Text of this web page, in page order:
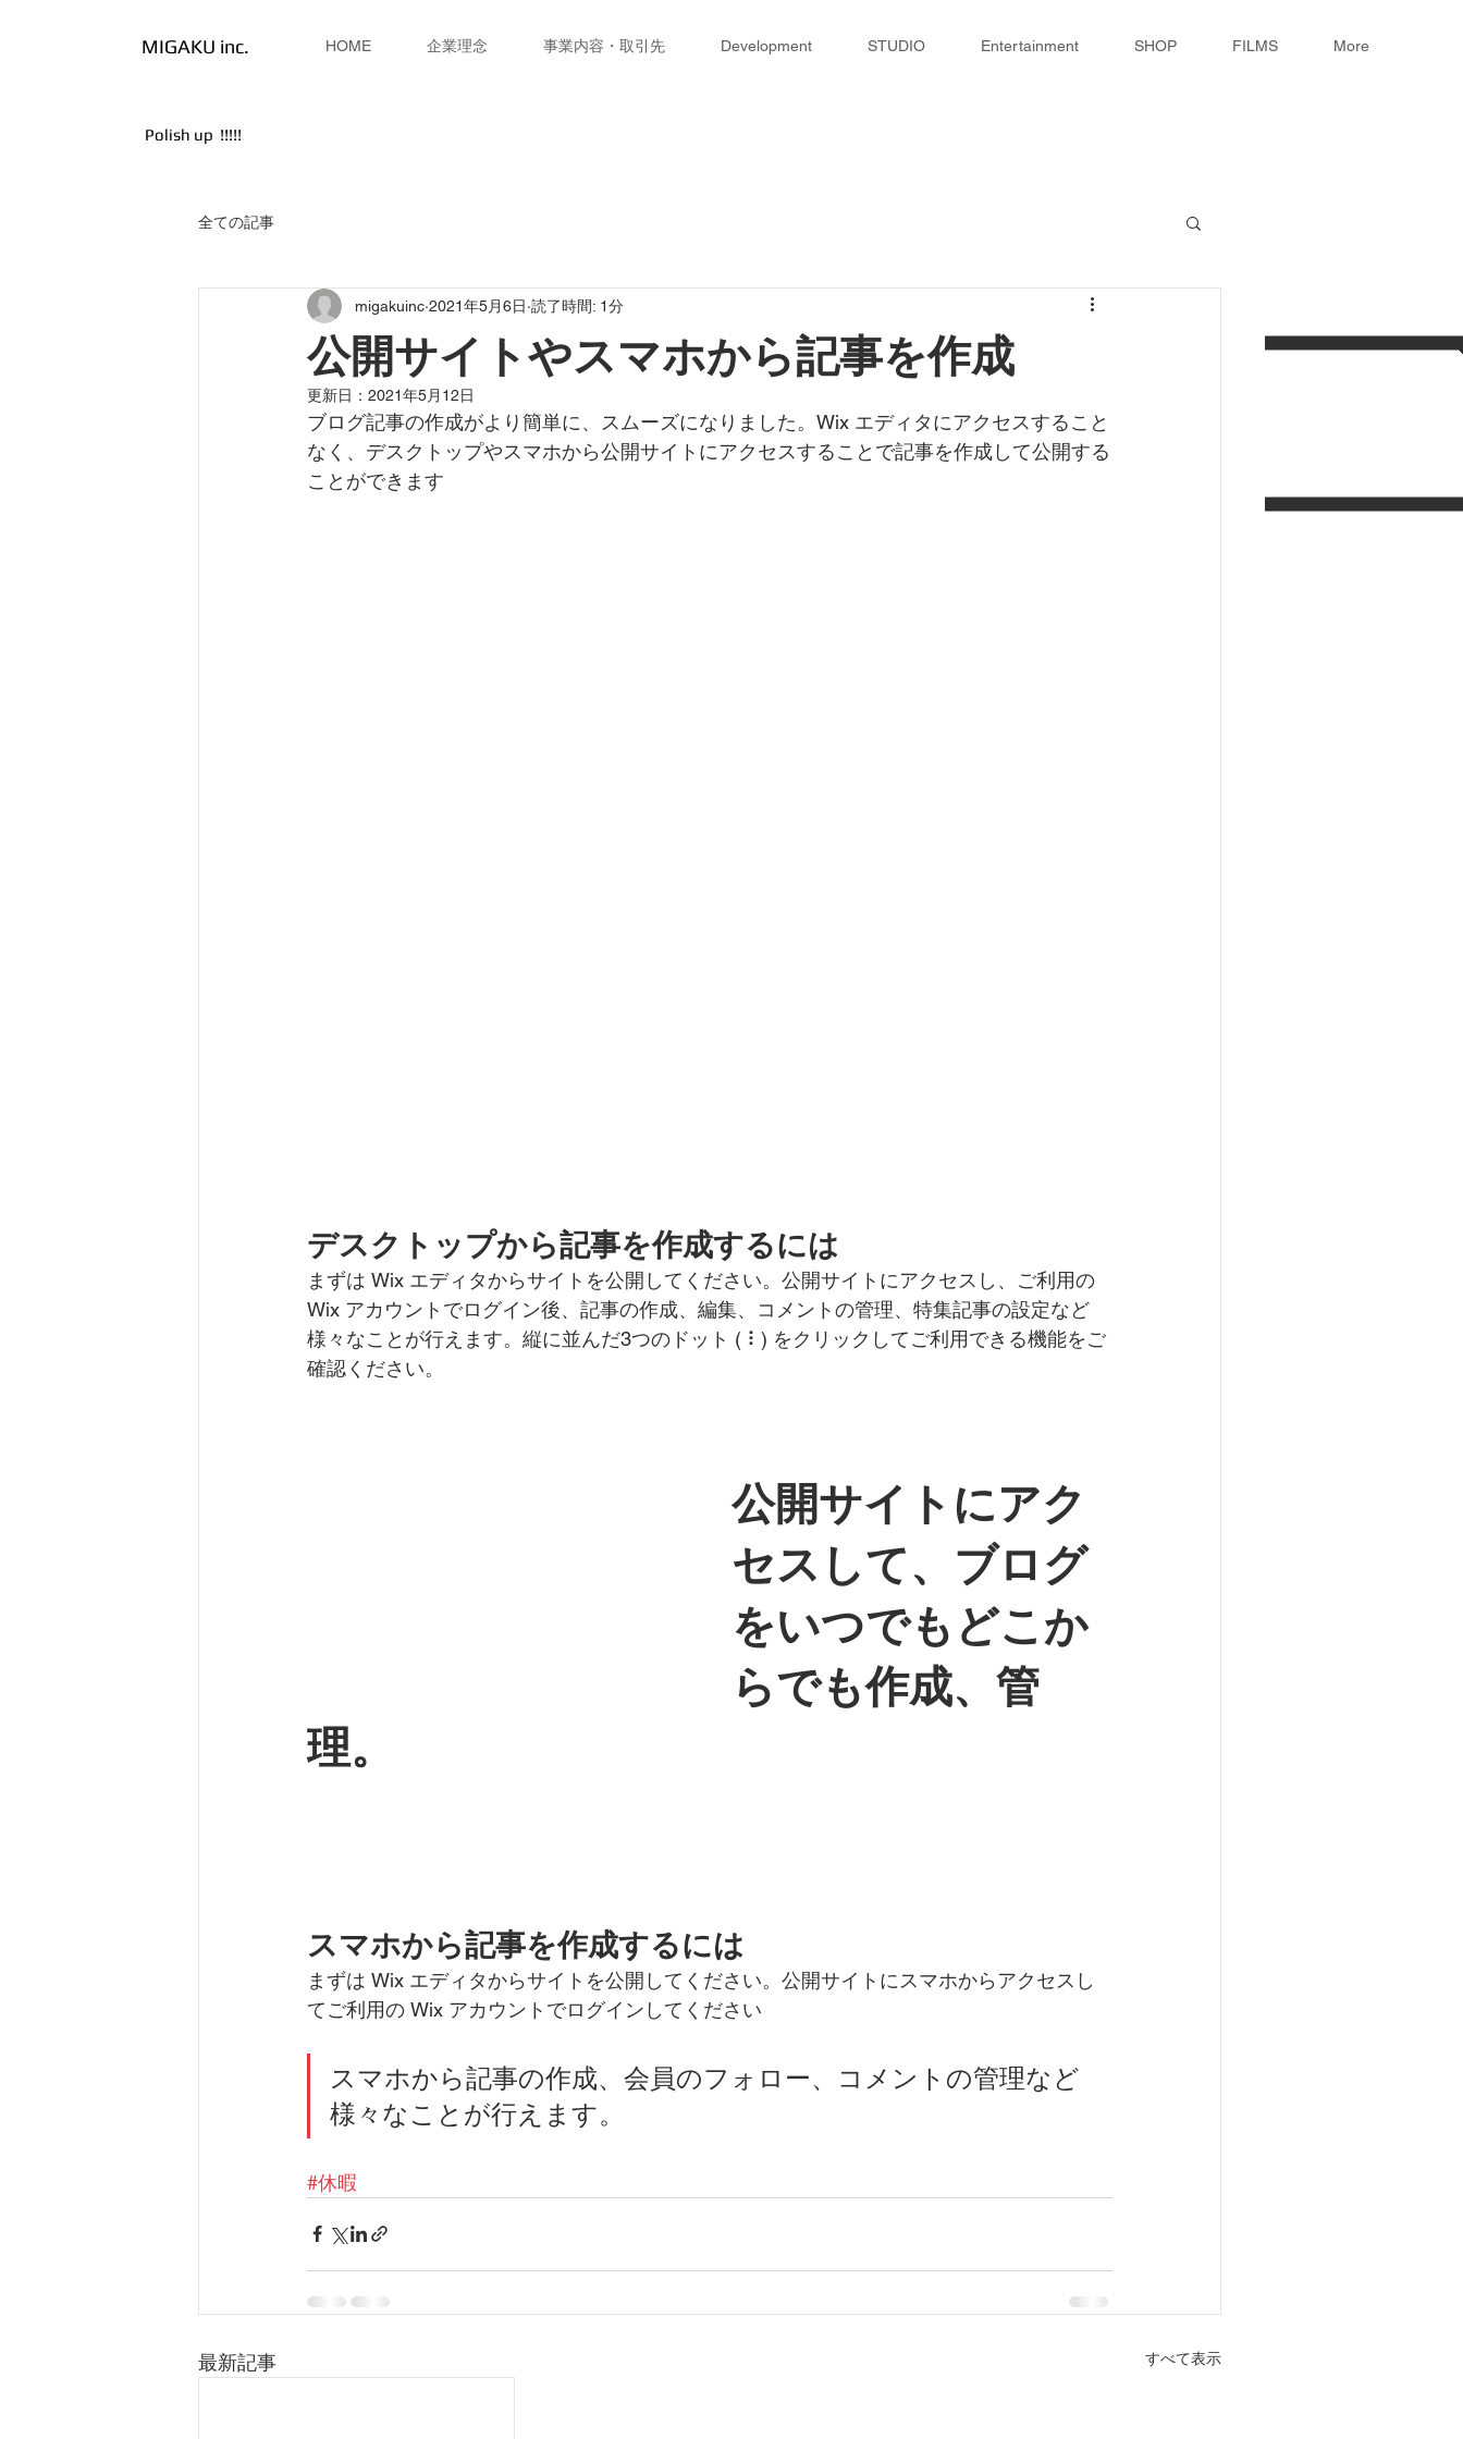
MIGAKU inc. HOME 企業理念 事業内容・取引先 Development STUDIO Entertainment SHOP FILMS More
Polish up !!!!!
全ての記事
公開サイトやスマホから記事を作成
migakuinc 2021年5月6日 読了時間: 1分
更新日： 2021年5月12日
ブログ記事の作成がより簡単に、スムーズになりました。Wix エディタにアクセスすること
なく、デスクトップやスマホから公開サイトにアクセスすることで記事を作成して公開する
ことができます
デスクトップから記事を作成するには
まずは Wix エディタからサイトを公開してください。公開サイトにアクセスし、ご利用の
Wix アカウントでログイン後、記事の作成、編集、コメントの管理、特集記事の設定など
様々なことが行えます。縦に並んだ3つのドット ( ⠇) をクリックしてご利用できる機能をご
確認ください。
公開サイトにアク
セスして、ブログ
をいつでもどこか
らでも作成、管
理。
スマホから記事を作成するには
まずは Wix エディタからサイトを公開してください。公開サイトにスマホからアクセスし
てご利用の Wix アカウントでログインしてください
スマホから記事の作成、会員のフォロー、コメントの管理など
様々なことが行えます。
#休暇
最新記事 すべて表示